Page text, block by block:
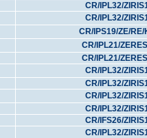
CR/IPL32/
CR/IPL32/
CR/IPS19/ZE/RE/
CR/IPL21/
CR/IPL21/
CR/IPL32/
CR/IPL32/
CR/IPL32/
CR/IPL32/
CR/IFS26/
CR/IPL32/